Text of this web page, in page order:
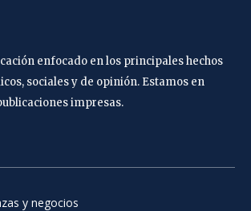
enfocado en los principales hechos
sociales y de opinión. Estamos en
impresas.
y negocios